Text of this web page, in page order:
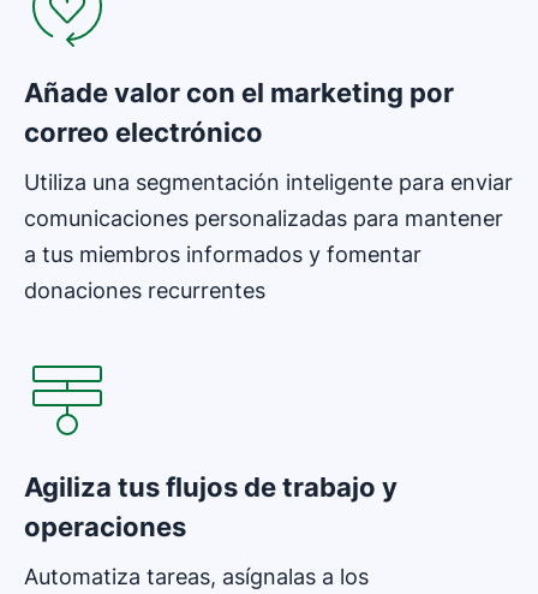
Añade valor con el marketing por
correo electrónico
Utiliza una segmentación inteligente para enviar
comunicaciones personalizadas para mantener
a tus miembros informados y fomentar
donaciones recurrentes
Agiliza tus flujos de trabajo y
operaciones
Automatiza tareas, asígnalas a los